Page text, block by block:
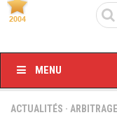
Ligue I – 2020/
Ligue I – 2019/
Feuilles de match
MENU
ACTUALITÉS · ARBITRAGE